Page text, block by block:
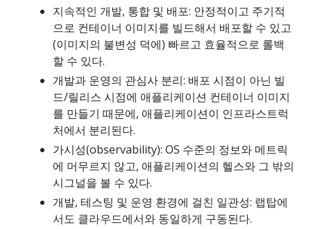
지속적인 개발, 통합 및 배포: 안정적이고 주기적
으로 컨테이너 이미지를 빌드해서 배포할 수 있고
(이미지의 불변성 덕에) 빠르고 효율적으로 롤백
할 수 있다.
개발과 운영의 관심사 분리: 배포 시점이 아닌 빌
드/릴리스 시점에 애플리케이션 컨테이너 이미지
를 만들기 때문에, 애플리케이션이 인프라스트럭
처에서 분리된다.
가시성(observability): OS 수준의 정보와 메트릭
에 머무르지 않고, 애플리케이션의 헬스와 그 밖의
시그널을 볼 수 있다.
개발, 테스팅 및 운영 환경에 걸친 일관성: 랩탑에
서도 클라우드에서와 동일하게 구동된다.